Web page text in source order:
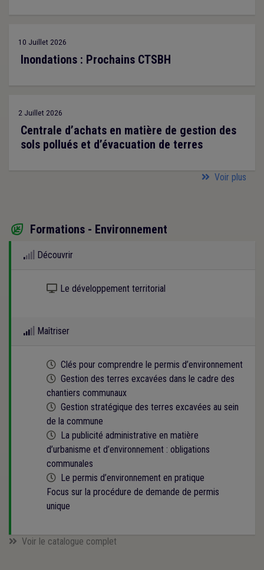
10 Juillet 2026
Inondations : Prochains CTSBH
2 Juillet 2026
Centrale d’achats en matière de gestion des
sols pollués et d’évacuation de terres
Voir plus
 Formations - Environnement
Découvrir
Kit numérique gratuit
Le développement territorial
Maîtriser
Cette formation est programmée
Clés pour comprendre le permis d’environnement
Cette formation est programmée
Gestion des terres excavées dans le cadre des
chantiers communaux
Cette formation est programmée
Gestion stratégique des terres excavées au sein
de la commune
Cette formation est programmée
La publicité administrative en matière
d’urbanisme et d’environnement : obligations
communales
Cette formation est programmée
Le permis d’environnement en pratique
Focus sur la procédure de demande de permis
unique
Voir le catalogue complet